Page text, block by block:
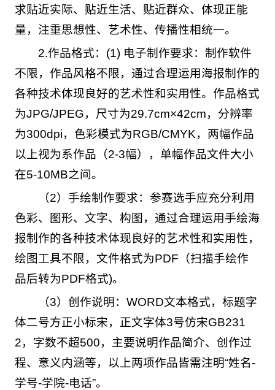
求贴近实际、贴近生活、贴近群众、体现正能
量，注重思想性、艺术性、传播性相统一。
2.作品格式：(1) 电子制作要求：制作软件
不限，作品风格不限，通过合理运用海报制作的
各种技术体现良好的艺术性和实用性。作品格式
为JPG/JPEG，尺寸为29.7cm×42cm，分辨率
为300dpi，色彩模式为RGB/CMYK，两幅作品
以上视为系作品（2-3幅），单幅作品文件大小
在5-10MB之间。
（2）手绘制作要求：参赛选手应充分利用
色彩、图形、文字、构图，通过合理运用手绘海
报制作的各种技术体现良好的艺术性和实用性，
绘图工具不限，文件格式为PDF（扫描手绘作
品后转为PDF格式)。
（3）创作说明：WORD文本格式，标题字
体二号方正小标宋，正文字体3号仿宋GB231
2，字数不超500，主要说明作品简介、创作过
程、意义内涵等，以上两项作品皆需注明“姓名-
学号-学院-电话”。